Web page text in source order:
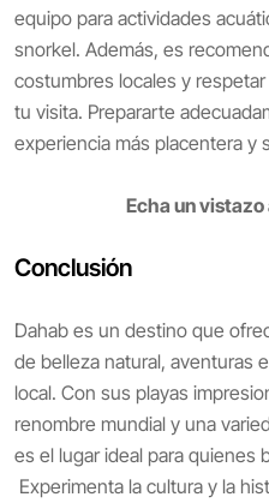
equipo para actividades
snorkel. Además, es
costumbres locales y
tu visita. Prepararte
experiencia más placentera y
Echa un vistazo
Conclusión
Dahab es un destino que
de belleza natural, aventuras
local. Con sus playas
renombre mundial y una
es el lugar ideal para quienes
Experimenta la cultura y la